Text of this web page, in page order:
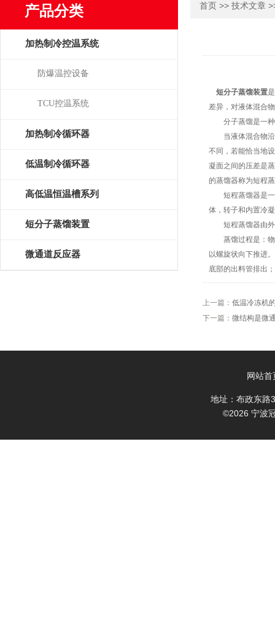
产品分类
加热制冷控温系统
防爆温控设备
TCU控温系统
加热制冷循环器
低温制冷循环器
高低温恒温槽系列
短分子蒸馏装置
微通道反应器
首页 >> 技术文章
短分子蒸馏装置
差异，对液体混合
分子蒸馏是一种
当液体混合物沿
不同，若能恰当地
凝面之间的压差是
的蒸馏器称为短程
短程蒸馏器是一
体，转子和内置冷
短程蒸馏器由外
蒸馏过程是：物
以螺旋状向下推进
底部的出料管排出
上一篇： 低温冷冻机
下一篇： 微结构是微
网站首
地址：布政东
©2026 宁波